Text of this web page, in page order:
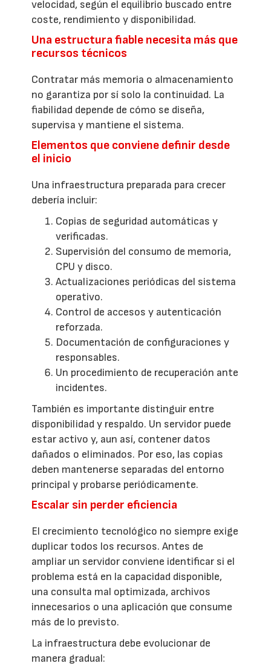
velocidad, según el equilibrio buscado entre
coste, rendimiento y disponibilidad.
Una estructura fiable necesita más que
recursos técnicos
Contratar más memoria o almacenamiento
no garantiza por sí solo la continuidad. La
fiabilidad depende de cómo se diseña,
supervisa y mantiene el sistema.
Elementos que conviene definir desde
el inicio
Una infraestructura preparada para crecer
debería incluir:
Copias de seguridad automáticas y
verificadas.
Supervisión del consumo de memoria,
CPU y disco.
Actualizaciones periódicas del sistema
operativo.
Control de accesos y autenticación
reforzada.
Documentación de configuraciones y
responsables.
Un procedimiento de recuperación ante
incidentes.
También es importante distinguir entre
disponibilidad y respaldo. Un servidor puede
estar activo y, aun así, contener datos
dañados o eliminados. Por eso, las copias
deben mantenerse separadas del entorno
principal y probarse periódicamente.
Escalar sin perder eficiencia
El crecimiento tecnológico no siempre exige
duplicar todos los recursos. Antes de
ampliar un servidor conviene identificar si el
problema está en la capacidad disponible,
una consulta mal optimizada, archivos
innecesarios o una aplicación que consume
más de lo previsto.
La infraestructura debe evolucionar de
manera gradual: